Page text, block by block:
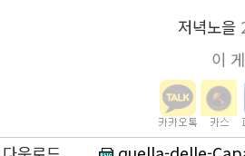
저녁노을
이